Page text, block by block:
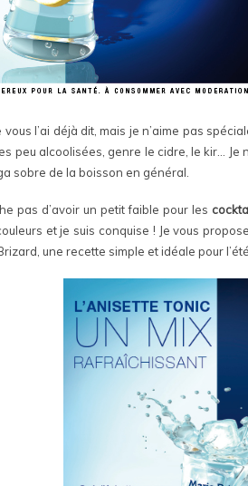
l’ai déjà dit, mais je n’aime pas
peu alcoolisées, genre le cidre, le kir…
sobre de la boisson en général.
pas d’avoir un petit faible pour les
et je suis conquise ! Je vous
une recette simple et idéale pour